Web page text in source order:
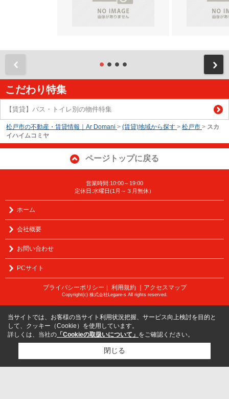
こだわり特集
【賃貸】バス・トイレ別の物件特集
松戸市の不動産・賃貸情報｜Ar Domani > (賃貸)地域から探す > 松戸市 > スカ
イハイムコミヤ
ページトップに戻る
営業時間:10:00～19:00
定休日:水曜日(1月～３月無休）
ホーム
会社概要
お問い合わせ
PCサイト
プライバシーポリシー 利用規約 ｜アクセスマップ
Copyright(c) 株式会社Legare-s All rights reserved.
当サイトでは、お客様の当サイト利用状況把握、サービス向上検討を目的と
して、クッキー（Cookie）を使用しています。
詳しくは、当社の 「Cookieの取扱いについて」 をご確認ください。
閉じる